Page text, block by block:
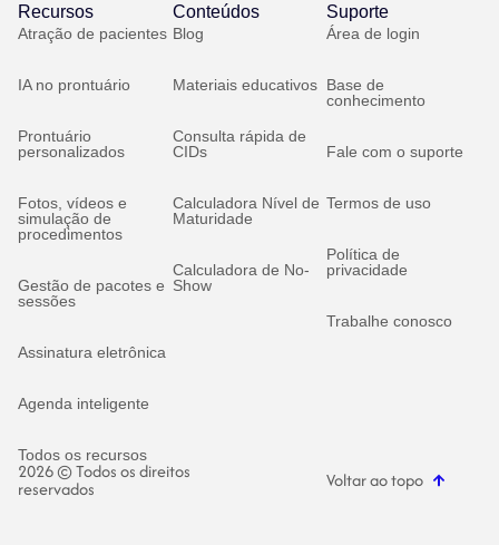
Recursos
Atração de pacientes
IA no prontuário
Prontuário
personalizados
Fotos, vídeos e
simulação de
procedimentos
Gestão de pacotes e
sessões
Assinatura eletrônica
Agenda inteligente
Todos os recursos
Conteúdos
Blog
Materiais educativos
Consulta rápida de
CIDs
Calculadora Nível de
Maturidade
Calculadora de No-
Show
Suporte
Área de login
Base de
conhecimento
Fale com o suporte
Termos de uso
Política de
privacidade
Trabalhe conosco
2026 © Todos os direitos
reservados Voltar ao topo